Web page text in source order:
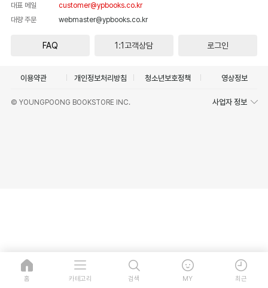
대표 메일
customer@ypbooks.co.kr
대량 주문
webmaster@ypbooks.co.kr
FAQ 1:1고객상담 로그인
이용약관 개인정보처리방침 청소년보호정책 영상정보
© YOUNGPOONG BOOKSTORE INC. 사업자 정보
홈 카테고리 검색 MY 최근